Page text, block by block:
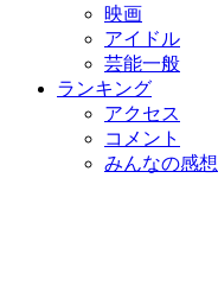
映画
アイドル
芸能一般
ランキング
アクセス
コメント
みんなの感想